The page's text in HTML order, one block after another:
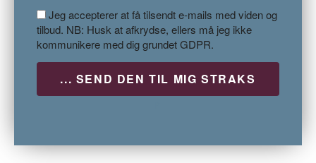
Jeg accepterer at få tilsendt e-mails med viden og
tilbud. NB: Husk at afkrydse, ellers må jeg ikke
kommunikere med dig grundet GDPR.